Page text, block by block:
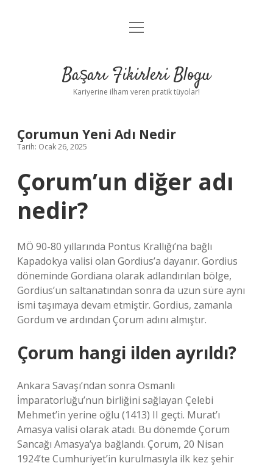
Anasayfa
Yasal Uyarı
menüyü
Başarı Fikirleri Blogu
Kariyerine ilham veren pratik tüyolar!
Çorumun Yeni Adı Nedir
Tarih: Ocak 26, 2025
Çorum’un diğer adı
nedir?
MÖ 90-80 yıllarında Pontus Krallığı’na bağlı
Kapadokya valisi olan Gordius’a dayanır. Gordius
döneminde Gordiana olarak adlandırılan bölge,
Gordius’un saltanatından sonra da uzun süre aynı
ismi taşımaya devam etmiştir. Gordius, zamanla
Gordum ve ardından Çorum adını almıştır.
Çorum hangi ilden ayrıldı?
Ankara Savaşı’ndan sonra Osmanlı
İmparatorluğu’nun birliğini sağlayan Çelebi
Mehmet’in yerine oğlu (1413) II geçti. Murat’ı
Amasya valisi olarak atadı. Bu dönemde Çorum
Sancağı Amasya’ya bağlandı. Çorum, 20 Nisan
1924’te Cumhuriyet’in kurulmasıyla ilk kez şehir